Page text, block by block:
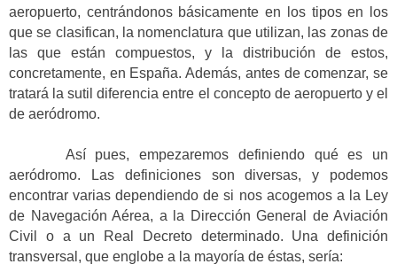
aeropuerto, centrándonos básicamente en los tipos en los
que se clasifican, la nomenclatura que utilizan, las zonas de
las que están compuestos, y la distribución de estos,
concretamente, en España. Además, antes de comenzar, se
tratará la sutil diferencia entre el concepto de aeropuerto y el
de aeródromo.
Así pues, empezaremos definiendo qué es un
aeródromo. Las definiciones son diversas, y podemos
encontrar varias dependiendo de si nos acogemos a la Ley
de Navegación Aérea, a la Dirección General de Aviación
Civil o a un Real Decreto determinado. Una definición
transversal, que englobe a la mayoría de éstas, sería: